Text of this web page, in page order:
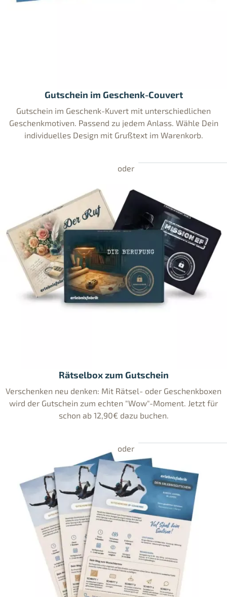
Gutschein im Geschenk-Couvert
Gutschein im Geschenk-Kuvert mit unterschiedlichen
Geschenkmotiven. Passend zu jedem Anlass. Wähle Dein
individuelles Design mit Grußtext im Warenkorb.
Rätselbox zum Gutschein
Verschenken neu denken: Mit Rätsel- oder Geschenkboxen
wird der Gutschein zum echten "Wow"-Moment. Jetzt für
schon ab 12,90€ dazu buchen.